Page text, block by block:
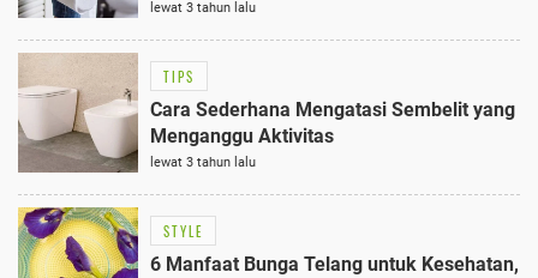
lewat 3 tahun lalu
TIPS
Cara Sederhana Mengatasi Sembelit yang
Menganggu Aktivitas
lewat 3 tahun lalu
STYLE
6 Manfaat Bunga Telang untuk Kesehatan,